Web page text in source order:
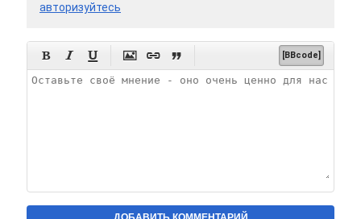
авторизуйтесь
      [BBcode]